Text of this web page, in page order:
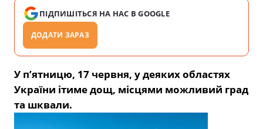
ПІДПИШІТЬСЯ НА НАС В GOOGLE
ДОДАТИ ЗАРАЗ
У п’ятницю, 17 червня, у деяких областях
України ітиме дощ, місцями можливий град
та шквали.